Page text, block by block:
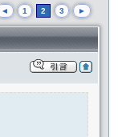
◄ 1 2 3 ►